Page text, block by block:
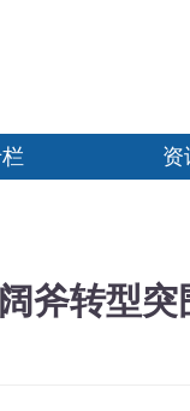
资
斧转型突